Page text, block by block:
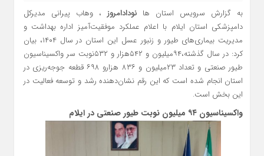
به گزارش سرویس استان ها نودادامروز، وهاب پیرانی مدیرکل
دامپزشکی استان ایلام با اعلام عملکرد موفقیت‌آمیز اداره بهداشت و
مدیریت بیماری‌های طیور و زنبور عسل این استان در سال ۱۴۰۴، بیان
کرد: در سال گذشته،۹۴میلیون و ۵۴۲هزار و ۵۳۲نوبت سر واکسیناسیون
طیور صنعتی و تعداد ۲۳میلیون و ۸۳۶ هزارو ۶۹۸ قطعه جوجه‌ریزی در
استان انجام شده است که این رقم نشان‌دهنده رشد و توسعه فعالیت در
این بخش است.
واکسیناسیون ۹۴ میلیون نوبت طیور صنعتی در ایلام